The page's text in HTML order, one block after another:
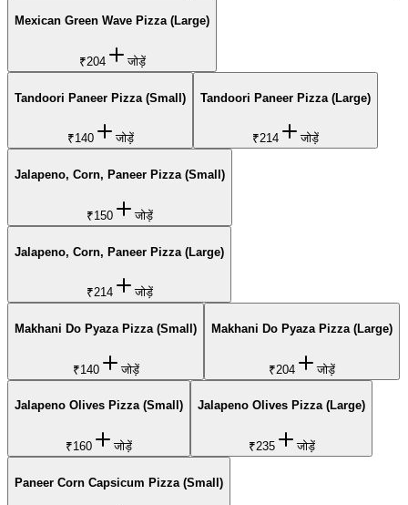
Mexican Green Wave Pizza (Large)
₹204 जोड़ें
Tandoori Paneer Pizza (Small)
₹140 जोड़ें
Tandoori Paneer Pizza (Large)
₹214 जोड़ें
Jalapeno, Corn, Paneer Pizza (Small)
₹150 जोड़ें
Jalapeno, Corn, Paneer Pizza (Large)
₹214 जोड़ें
Makhani Do Pyaza Pizza (Small)
₹140 जोड़ें
Makhani Do Pyaza Pizza (Large)
₹204 जोड़ें
Jalapeno Olives Pizza (Small)
₹160 जोड़ें
Jalapeno Olives Pizza (Large)
₹235 जोड़ें
Paneer Corn Capsicum Pizza (Small)